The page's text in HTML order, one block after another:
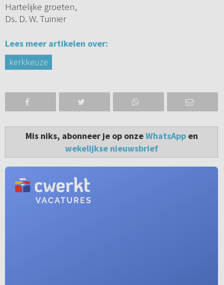
Hartelijke groeten,
Ds. D. W. Tuinier
Lees meer artikelen over:
kerkkeuze
Mis niks, abonneer je op onzeWhatsAppen
wekelijkse nieuwsbrief